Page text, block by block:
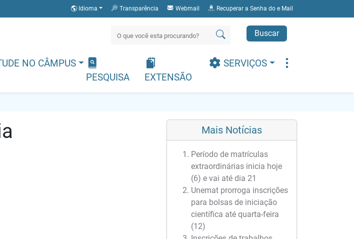
Idioma Transparência Webmail Recuperar a Senha do e Mail
Buscar
NO CÂMPUS
PESQUISA
EXTENSÃO
SERVIÇOS
Mais Notícias
Período de matrículas
extraordinárias inicia hoje
(6) e vai até dia 21
Unemat prorroga inscrições
para bolsas de iniciação
científica até quarta-feira
(12)